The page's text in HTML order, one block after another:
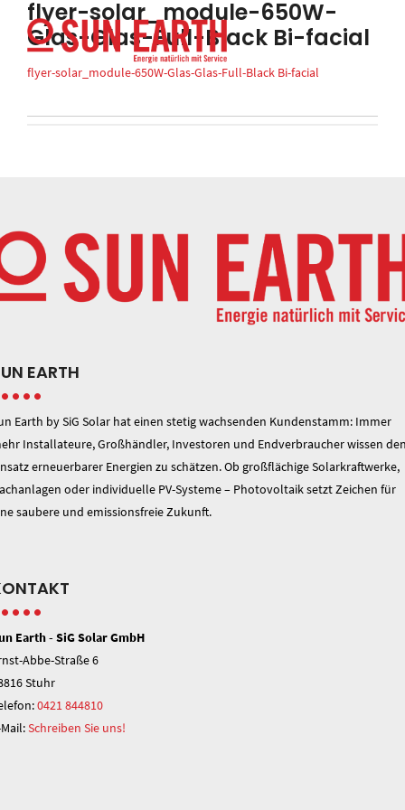
flyer-solar_module-650W-
Glas-Glas-Full-Black Bi-facial
flyer-solar_module-650W-Glas-Glas-Full-Black Bi-facial
EARTH
Earth by SiG Solar hat einen stetig wachsenden Kundenstamm: Immer
Installateure, Großhändler, Investoren und Endverbraucher wissen
erneuerbarer Energien zu schätzen. Ob großflächige Solarkraftwerke,
oder individuelle PV-Systeme – Photovoltaik setzt Zeichen für
saubere und emissionsfreie Zukunft.
Earth - SiG Solar GmbH
Abbe-Straße 6
Stuhr
0421 844810
Schreiben Sie uns!